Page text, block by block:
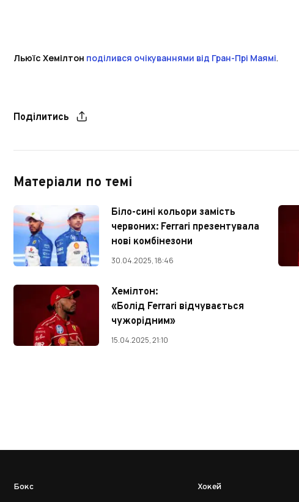
Льюїс Хемілтон поділився очікуваннями від Гран-Прі Маямі.
Поділитись
Матеріали по темі
Біло-сині кольори замість
червоних: Ferrari презентувала
нові комбінезони
30.04.2025, 18:46
Хемілтон:
«Болід Ferrari відчувається
чужорідним»
15.04.2025, 21:10
Бокс Хокей